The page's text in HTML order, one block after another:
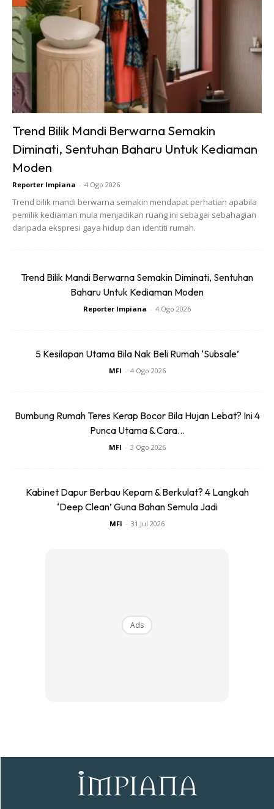
menggunakan ruang tersebut sebagai pejabat operasi
kumpulan kami,” ujar juruteknik komputer itu lagi.
Beliau sebelum itu bertugas bersama Pasukan Teknikal ICT
Sekolah Zon Kota Lama Kanan, Kuala Kangsar Perak
sebelum bertukar ke Pasukan Teknikal ICT Sekolah Zon
Konsep minimalis
Menurut wanita itu lagi, beliau dan suami sememangnya
pejabat mahupun kediaman sendiri.
Ads
Ini kerana, mereka menampilkan konsep minimalis dan
mengguna pakai atau reuse barangan yang sedia ada
Trend Bilik Mandi Berwarna Semakin
Diminati, Sentuhan Baharu Untuk Kediaman
Moden
Reporter Impiana - 4 Ogo 2026
Trend bilik mandi berwarna semakin mendapat perhatian apabila
pemilik kediaman mula menjadikan ruang ini sebagai sebahagian
daripada ekspresi gaya hidup dan identiti rumah.
Trend Bilik Mandi Berwarna Semakin Diminati, Sentuhan
Baharu Untuk Kediaman Moden
Reporter Impiana - 4 Ogo 2026
5 Kesilapan Utama Bila Nak Beli Rumah ‘Subsale’
MFI - 4 Ogo 2026
Bumbung Rumah Teres Kerap Bocor Bila Hujan Lebat? Ini 4
Punca Utama & Cara...
MFI - 3 Ogo 2026
Kabinet Dapur Berbau Kepam & Berkulat? 4 Langkah
‘Deep Clean’ Guna Bahan Semula Jadi
MFI - 31 Jul 2026
Ads